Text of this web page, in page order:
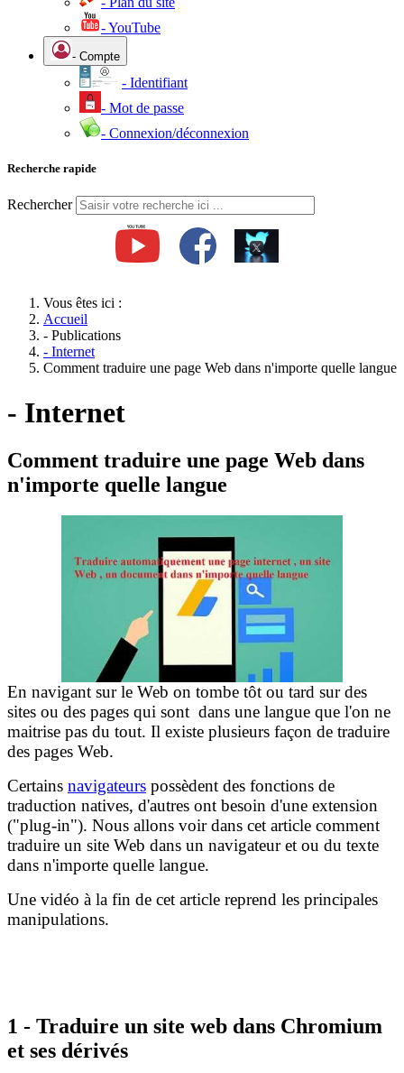
- YouTube
- Compte
- Identifiant
- Mot de passe
- Connexion/déconnexion
Recherche rapide
Rechercher
Vous êtes ici :
Accueil
- Publications
- Internet
Comment traduire une page Web dans n'importe quelle langue
- Internet
Comment traduire une page Web dans
n'importe quelle langue
En navigant sur le Web on tombe tôt ou tard sur des
sites ou des pages qui sont dans une langue que l'on ne
maitrise pas du tout. Il existe plusieurs façon de traduire
des pages Web.
Certains navigateurs possèdent des fonctions de
traduction natives, d'autres ont besoin d'une extension
("plug-in"). Nous allons voir dans cet article comment
traduire un site Web dans un navigateur et ou du texte
dans n'importe quelle langue.
Une vidéo à la fin de cet article reprend les principales
manipulations.
1 - Traduire un site web dans Chromium
et ses dérivés